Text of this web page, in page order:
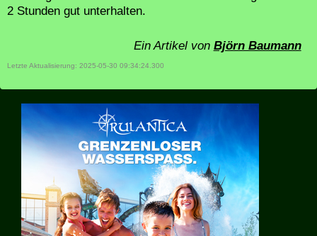
2 Stunden gut unterhalten.
Ein Artikel von Björn Baumann
Letzte Aktualisierung: 2025-05-30 09:34:24.300